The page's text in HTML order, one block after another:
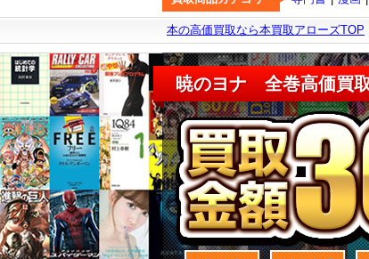
本の高価買取なら本買取アローズTOP
暁のヨナ 全巻高価買